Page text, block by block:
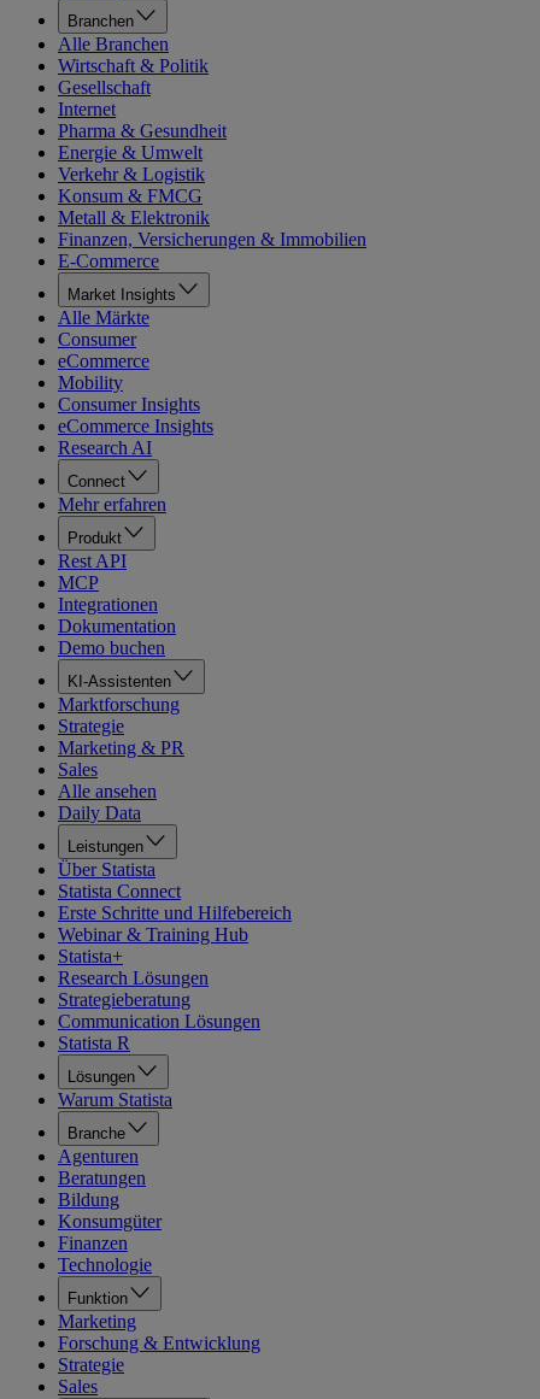
Branchen
Alle Branchen
Wirtschaft & Politik
Gesellschaft
Internet
Pharma & Gesundheit
Energie & Umwelt
Verkehr & Logistik
Konsum & FMCG
Metall & Elektronik
Finanzen, Versicherungen & Immobilien
E-Commerce
Market Insights
Alle Märkte
Consumer
eCommerce
Mobility
Consumer Insights
eCommerce Insights
Research AI
Connect
Mehr erfahren
Produkt
Rest API
MCP
Integrationen
Dokumentation
Demo buchen
KI-Assistenten
Marktforschung
Strategie
Marketing & PR
Sales
Alle ansehen
Daily Data
Leistungen
Über Statista
Statista Connect
Erste Schritte und Hilfebereich
Webinar & Training Hub
Statista+
Research Lösungen
Strategieberatung
Communication Lösungen
Statista R
Lösungen
Warum Statista
Branche
Agenturen
Beratungen
Bildung
Konsumgüter
Finanzen
Technologie
Funktion
Marketing
Forschung & Entwicklung
Strategie
Sales